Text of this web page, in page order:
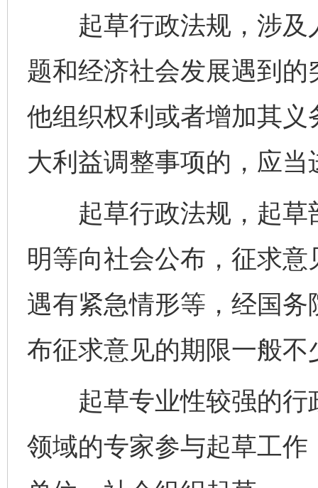
起草行政法规，涉及
题和经济社会发展遇到
他组织权利或者增加其
大利益调整事项的，应
起草行政法规，起草
明等向社会公布，征求
遇有紧急情形等，经国
布征求意见的期限一般不
起草专业性较强的行
领域的专家参与起草工